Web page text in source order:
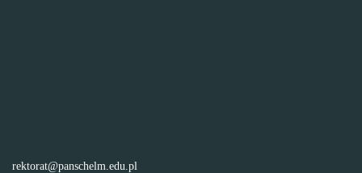
rektorat@panschelm.edu.pl